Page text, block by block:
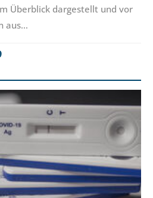
Überblick dargestellt und vor
aus…